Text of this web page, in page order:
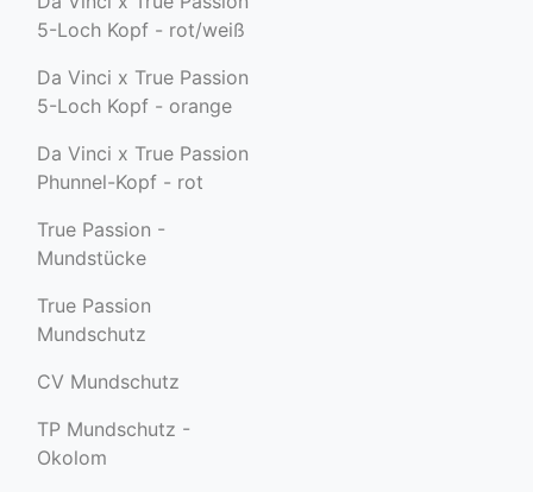
5-Loch Kopf - rot/weiß
Da Vinci x True Passion
5-Loch Kopf - orange
Da Vinci x True Passion
Phunnel-Kopf - rot
True Passion -
Mundstücke
True Passion
Mundschutz
CV Mundschutz
TP Mundschutz -
Okolom